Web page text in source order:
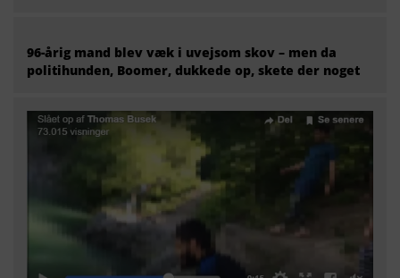
96-årig mand blev væk i uvejsom skov – men da
politihunden, Boomer, dukkede op, skete der noget